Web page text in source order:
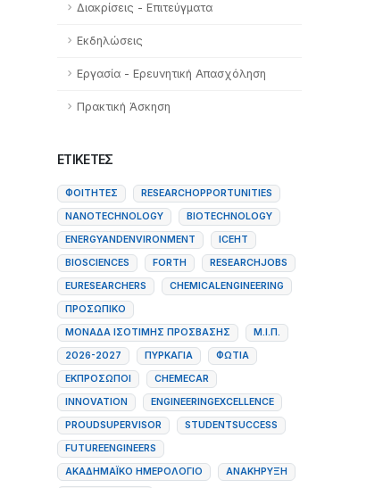
Διακρίσεις - Επιτεύγματα
Εκδηλώσεις
Εργασία - Ερευνητική Απασχόληση
Πρακτική Άσκηση
ΕΤΙΚΈΤΕΣ
ΦΟΙΤΗΤΈΣ
RESEARCHOPPORTUNITIES
NANOTECHNOLOGY
BIOTECHNOLOGY
ENERGYANDENVIRONMENT
ICEHT
BIOSCIENCES
FORTH
RESEARCHJOBS
EURESEARCHERS
CHEMICALENGINEERING
ΠΡΟΣΩΠΙΚΌ
ΜΟΝΆΔΑ ΙΣΌΤΙΜΗΣ ΠΡΌΣΒΑΣΗΣ
Μ.Ι.Π.
2026-2027
ΠΥΡΚΑΓΙΆ
ΦΩΤΙΆ
ΕΚΠΡΌΣΩΠΟΙ
CHEMECAR
INNOVATION
ENGINEERINGEXCELLENCE
PROUDSUPERVISOR
STUDENTSUCCESS
FUTUREENGINEERS
ΑΚΑΔΗΜΑΪΚΌ ΗΜΕΡΟΛΌΓΙΟ
ΑΝΑΚΉΡΥΞΗ